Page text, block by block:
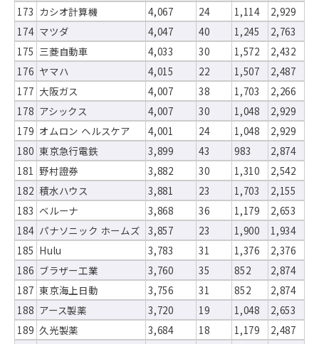
173 カシオ計算機 4,067 24 1,114
2,929
174 マツダ 4,047 40 1,245
2,763
175 三菱自動車 4,033 30 1,572
2,432
176 ヤマハ 4,015 22 1,507
2,487
177 大阪ガス 4,007 38 1,703
2,266
178 アシックス 4,007 30 1,048
2,929
179 オムロン ヘルスケア 4,001 24 1,048
2,929
180 東京急行電鉄 3,899 43 983
2,874
181 野村證券 3,882 30 1,310
2,542
182 積水ハウス 3,881 23 1,703
2,155
183 ベルーナ 3,868 36 1,179
2,653
184 パナソニック ホームズ 3,857 23 1,900
1,934
185 Hulu 3,783 31 1,376
2,376
186 ブラザー工業 3,760 35 852
2,874
187 東京海上日動 3,756 31 852
2,874
188 アース製薬 3,720 19 1,048
2,653
189 久光製薬 3,684 18 1,179
2,487